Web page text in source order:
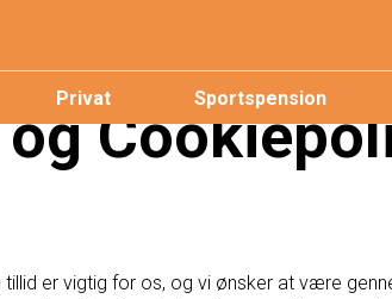
Privat Sportspension
er vigtig for os, og vi ønsker at være